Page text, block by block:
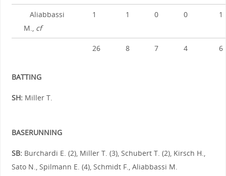
Aliabbassi
M., cf
1 1 0 0 1
26 8 7 4 6
BATTING
SH:Miller T.
BASERUNNING
SB:Burchardi E. (2), Miller T. (3), Schubert T. (2), Kirsch H.,
Sato N., Spilmann E. (4), Schmidt F., Aliabbassi M.